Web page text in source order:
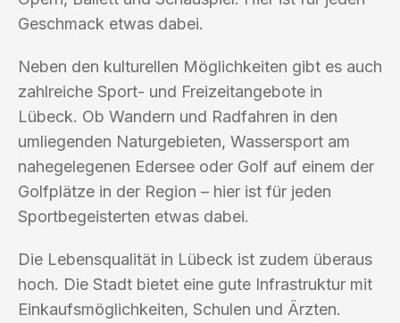
Geschmack etwas dabei.
Neben den kulturellen Möglichkeiten gibt es auch
zahlreiche Sport- und Freizeitangebote in
Lübeck. Ob Wandern und Radfahren in den
umliegenden Naturgebieten, Wassersport am
nahegelegenen Edersee oder Golf auf einem der
Golfplätze in der Region – hier ist für jeden
Sportbegeisterten etwas dabei.
Die Lebensqualität in Lübeck ist zudem überaus
hoch. Die Stadt bietet eine gute Infrastruktur mit
Einkaufsmöglichkeiten, Schulen und Ärzten.